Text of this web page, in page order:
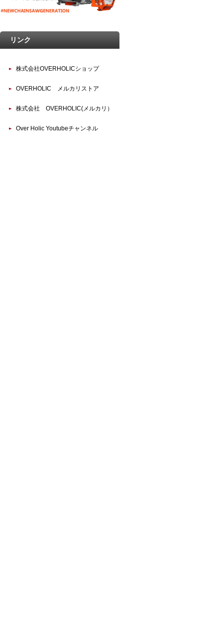
リンク
株式会社OVERHOLICショップ
OVERHOLIC メルカリストア
株式会社 OVERHOLIC(メルカリ）
Over Holic Youtubeチャンネル